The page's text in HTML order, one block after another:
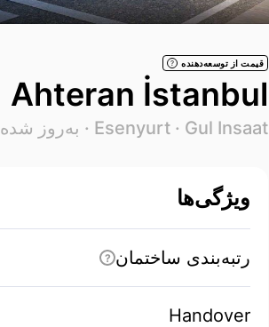
قیمت از توسعه‌دهنده ?
Ahteran İstanbul
Esenyurt · Gul Insaat · به‌روز شده 07.08.2026
ویژگی‌ها
رتبه‌بندی ساختمان ?
Handover